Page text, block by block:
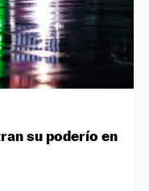
su poderío en